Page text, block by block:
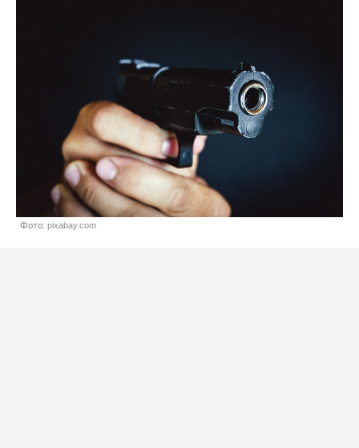
Фото: pixabay.com